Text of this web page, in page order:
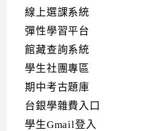
線上選課系統
彈性學習平台
館藏查詢系統
學生社團專區
期中考古題庫
台銀學雜費入口
學生Gmail登入